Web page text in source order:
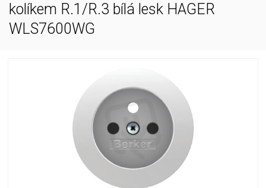
kolíkem R.1/R.3 bílá lesk HAGER
WLS7600WG